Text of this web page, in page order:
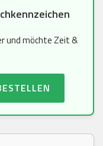
und möchte Zeit &